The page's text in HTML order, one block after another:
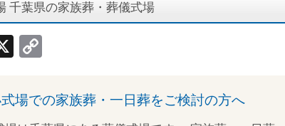
千葉県の家族葬・葬儀式場
X
場での家族葬・一日葬をご検討の方へ